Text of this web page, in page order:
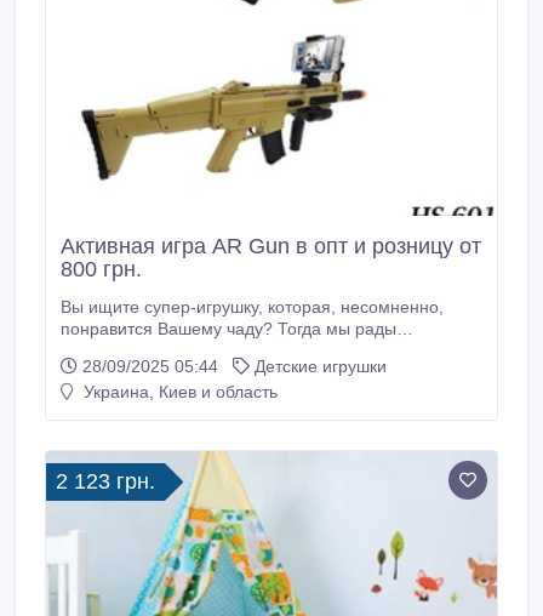
Активная игра AR Gun в опт и розницу от
800 грн.
Вы ищите супер-игрушку, которая, несомненно,
понравится Вашему чаду? Тогда мы рады
этой увлекательной игрой, дополненной
реальностью, Вы сможете легко погрузиться в
На гаджет необходимо скачать игры, а далее по
Bluetooth соединиться с автоматом и закрепиться
на нем.
28/09/2025 05:44
Детские игрушки
Украина, Киев и область
2 123 грн.